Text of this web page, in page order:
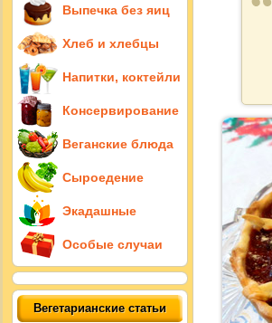
Выпечка без яиц
Хлеб и хлебцы
Напитки, коктейли
Консервирование
Веганские блюда
Сыроедение
Экадашные
Особые случаи
Вегетарианские статьи